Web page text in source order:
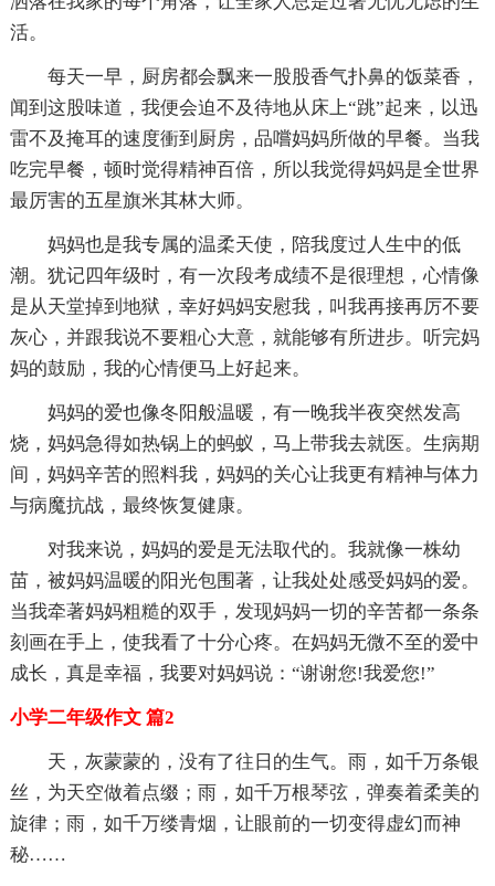
活。
每天一早，厨房都会飘来一股股香气扑鼻的饭菜香，
闻到这股味道，我便会迫不及待地从床上“跳”起来，以迅
雷不及掩耳的速度衝到厨房，品嚐妈妈所做的早餐。当我
吃完早餐，顿时觉得精神百倍，所以我觉得妈妈是全世界
最厉害的五星旗米其林大师。
妈妈也是我专属的温柔天使，陪我度过人生中的低
潮。犹记四年级时，有一次段考成绩不是很理想，心情像
是从天堂掉到地狱，幸好妈妈安慰我，叫我再接再厉不要
灰心，并跟我说不要粗心大意，就能够有所进步。听完妈
妈的鼓励，我的心情便马上好起来。
妈妈的爱也像冬阳般温暖，有一晚我半夜突然发高
烧，妈妈急得如热锅上的蚂蚁，马上带我去就医。生病期
间，妈妈辛苦的照料我，妈妈的关心让我更有精神与体力
与病魔抗战，最终恢复健康。
对我来说，妈妈的爱是无法取代的。我就像一株幼
苗，被妈妈温暖的阳光包围著，让我处处感受妈妈的爱。
当我牵著妈妈粗糙的双手，发现妈妈一切的辛苦都一条条
刻画在手上，使我看了十分心疼。在妈妈无微不至的爱中
成长，真是幸福，我要对妈妈说：“谢谢您!我爱您!”
小学二年级作文 篇2
天，灰蒙蒙的，没有了往日的生气。雨，如千万条银
丝，为天空做着点缀；雨，如千万根琴弦，弹奏着柔美的
旋律；雨，如千万缕青烟，让眼前的一切变得虚幻而神
秘……